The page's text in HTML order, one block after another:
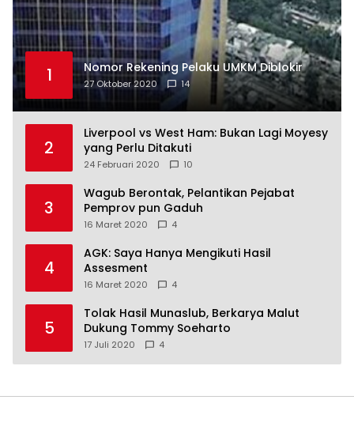
1 Nomor Rekening Pelaku UMKM Diblokir
27 Oktober 2020 14
2
Liverpool vs West Ham: Bukan Lagi Moyesy
yang Perlu Ditakuti
24 Februari 2020 10
3
Wagub Berontak, Pelantikan Pejabat
Pemprov pun Gaduh
16 Maret 2020 4
4
AGK: Saya Hanya Mengikuti Hasil
Assesment
16 Maret 2020 4
5
Tolak Hasil Munaslub, Berkarya Malut
Dukung Tommy Soeharto
17 Juli 2020 4